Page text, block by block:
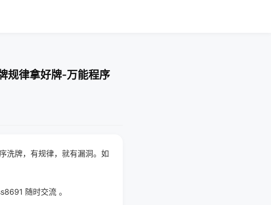
规律拿好牌-万能程序
洗牌，有规律，就有漏洞。如
随时交流 。